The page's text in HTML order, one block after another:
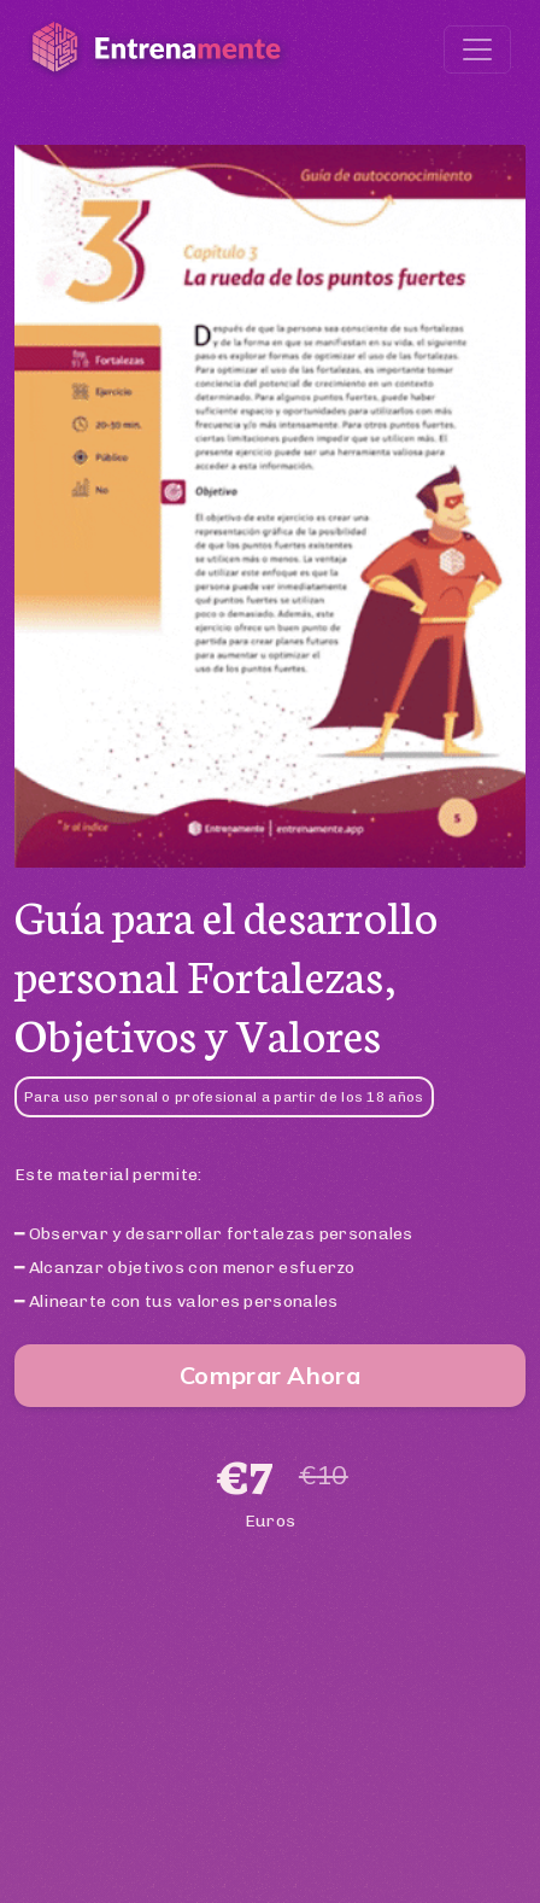
Guía para el desarrollo
personal Fortalezas,
Objetivos y Valores
Para uso personal o profesional a partir de los 18 años
Este material permite:
━ Observar y desarrollar fortalezas personales
━ Alcanzar objetivos con menor esfuerzo
━ Alinearte con tus valores personales
€7 €10
Euros
Comprar Ahora